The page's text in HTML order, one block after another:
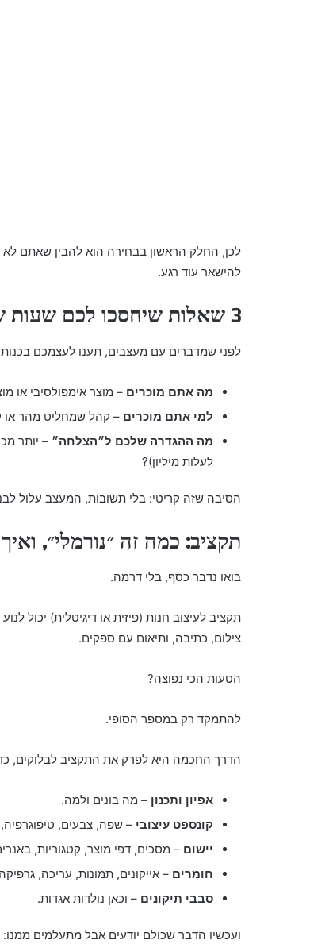
לכן, החלק הראשון בבחירה הוא להבין שאתם לא
להישאר עוד רגע.
3 שאלות שיחסכו לכם שעות של חיפושים (ואולי כמה עצבים)
לפני שמדברים עם מעצבים, תענו לעצמכם
מה אתם מוכרים – מוצר אימפולסיבי או
למי אתם מוכרים – קהל שמחליט מהר או
מה ההגדרה שלכם ל״הצלחה״ – יותר
לעלות מיליון)?
הסיבה שזה קריטי: בלי תשובות, המעצב עלול
תקציב: כמה זה ״נורמלי״,
בואו נדבר כסף, בלי דרמה.
תקציב לעיצוב חנות (פיזית או דיגיטלית) יכול
צילום, כתיבה, ותיאום עם ספקים.
הטעות הכי נפוצה?
להתמקד רק במספר הסופי.
הדרך החכמה היא לפרק את התקציב לבלוקים,
אפיון ותכנון – מה בונים ולמה.
קונספט עיצובי – שפה, צבעים,
יישום – מסכים, דפי מוצר, קטגוריות,
חומרים – אייקונים, תמונות, עריכה,
סבבי תיקונים – וכאן נולדות אגדות.
ועכשיו הדבר שכולם יודעים אבל מתעלמים